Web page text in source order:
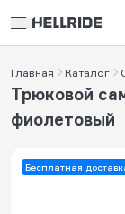
Главная Каталог
Бесплатная
Трюковой
фиолетовый